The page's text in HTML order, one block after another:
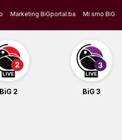
Marketing BiGportal.ba Mi smo BiG
BiG 2 BiG 3